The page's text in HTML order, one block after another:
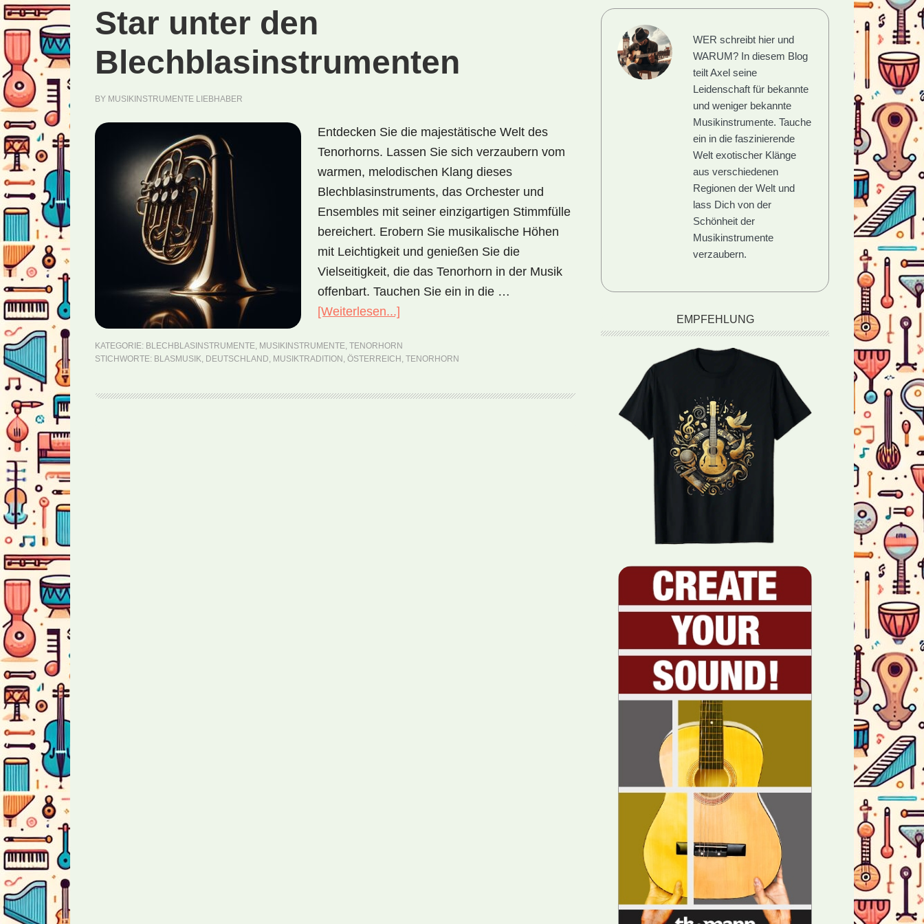
Star unter den
Blechblasinstrumenten
BY MUSIKINSTRUMENTE LIEBHABER
Entdecken Sie die majestätische Welt des
Tenorhorns. Lassen Sie sich verzaubern vom
warmen, melodischen Klang dieses
Blechblasinstruments, das Orchester und
Ensembles mit seiner einzigartigen Stimmfülle
bereichert. Erobern Sie musikalische Höhen
mit Leichtigkeit und genießen Sie die
Vielseitigkeit, die das Tenorhorn in der Musik
offenbart. Tauchen Sie ein in die …
[Weiterlesen...]
ein
Star
KATEGORIE: BLECHBLASINSTRUMENTE, MUSIKINSTRUMENTE, TENORHORN
STICHWORTE: BLASMUSIK, DEUTSCHLAND, MUSIKTRADITION , ÖSTERREICH , TENORHORN
WER schreibt hier und
WARUM?In diesem Blog
teilt Axel seine
Leidenschaft für bekannte
und weniger bekannte
Musikinstrumente. Tauche
ein in die faszinierende
Welt exotischer Klänge
aus verschiedenen
Regionen der Welt und
lass Dich von der
Schönheit der
Musikinstrumente
verzaubern.
EMPFEHLUNG